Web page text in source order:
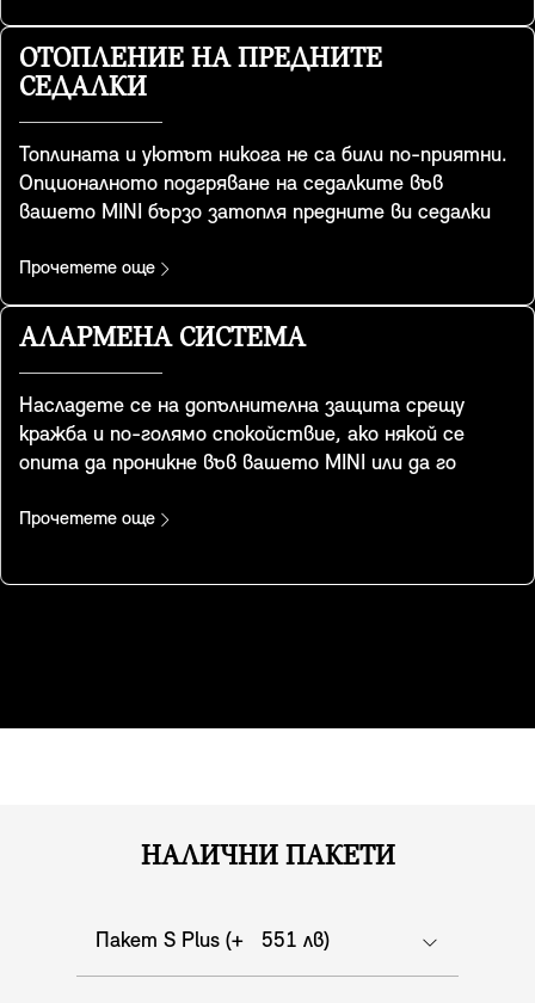
специфичните за страната разпоредби.
работното място или пътешествието много по-
приятно изживяване. Когато става въпрос за
екологичност, това също е страхотна функция.
Защото е много по-ефективно от затоплянето на
ОТОПЛЕНИЕ НА ПРЕДНИТЕ
СЕДАЛКИ
Топлината и уютът никога не са били по-приятни.
Опционалното подгряване на седалките във
вашето MINI бързо затопля предните ви седалки
регулирате на три нива, за да ви стопли и
отпусне, когато навън е студено. То загрява
възглавницата на седалката и цялата контактна
на топлината може управлявано според желанията
ви от контролния дисплей.
Прочетете още
АЛАРМЕНА СИСТЕМА
Насладете се на допълнителна защита срещу
кражба и по-голямо спокойствие, ако някой се
опита да проникне във вашето MINI или да го
промени в позицията и вибрации, като задейства
аварийни светлини. Светлинен индикатор на
Прочетете още
НАЛИЧНИ ПАКЕТИ
Пакет S Plus (+ 551 лв)